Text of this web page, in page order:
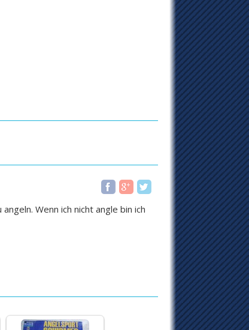
Wenn ich nicht angle bin ich